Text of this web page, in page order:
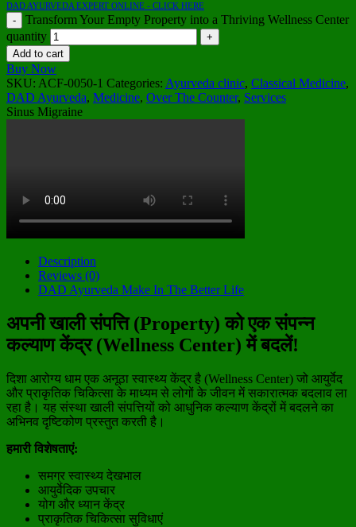
DAD AYURVEDA EXPERT ONLINE - CLICK HERE
Transform Your Empty Property into a Thriving Wellness Center
quantity
Add to cart
Buy Now
SKU: ACF-0050-1 Categories: Ayurveda clinic, Classical Medicine,
DAD Ayurveda, Medicine, Over The Counter, Services
Sinus Migraine
Description
Reviews (0)
DAD Ayurveda Make In The Better Life
अपनी खाली संपत्ति (Property) को एक संपन्न
कल्याण केंद्र (Wellness Center) में बदलें!
दिशा आरोग्य धाम एक अनूठा स्वास्थ्य केंद्र है (Wellness Center) जो आयुर्वेद
और प्राकृतिक चिकित्सा के माध्यम से लोगों के जीवन में सकारात्मक बदलाव ला
रहा है। यह संस्था खाली संपत्तियों को आधुनिक कल्याण केंद्रों में बदलने का
अभिनव दृष्टिकोण प्रस्तुत करती है।
हमारी विशेषताएं:
समग्र स्वास्थ्य देखभाल
आयुर्वेदिक उपचार
योग और ध्यान केंद्र
प्राकृतिक चिकित्सा सुविधाएं